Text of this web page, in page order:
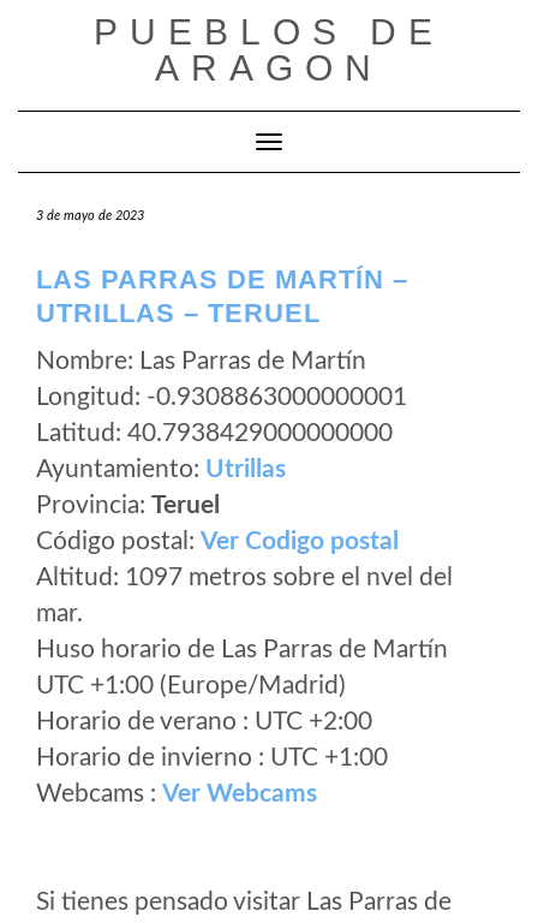
PUEBLOS DE
ARAGON
Cambiar modo de navegación
3 de mayo de 2023
LAS PARRAS DE MARTÍN –
UTRILLAS – TERUEL
Nombre: Las Parras de Martín
Longitud: -0.9308863000000001
Latitud: 40.7938429000000000
Ayuntamiento: Utrillas
Provincia: Teruel
Código postal: Ver Codigo postal
Altitud: 1097 metros sobre el nvel del
mar.
Huso horario de Las Parras de Martín
UTC +1:00 (Europe/Madrid)
Horario de verano : UTC +2:00
Horario de invierno : UTC +1:00
Webcams : Ver Webcams
Si tienes pensado visitar Las Parras de